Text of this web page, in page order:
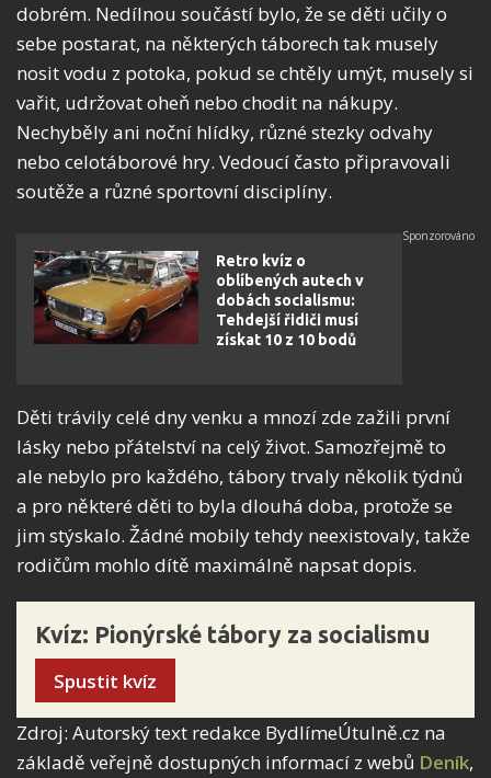
dobrém. Nedílnou součástí bylo, že se děti učily o
sebe postarat, na některých táborech tak musely
nosit vodu z potoka, pokud se chtěly umýt, musely si
vařit, udržovat oheň nebo chodit na nákupy.
Nechyběly ani noční hlídky, různé stezky odvahy
nebo celotáborové hry. Vedoucí často připravovali
soutěže a různé sportovní disciplíny.
Retro kvíz o
oblíbených autech v
dobách socialismu:
Tehdejší řidiči musí
získat 10 z 10 bodů
Děti trávily celé dny venku a mnozí zde zažili první
lásky nebo přátelství na celý život. Samozřejmě to
ale nebylo pro každého, tábory trvaly několik týdnů
a pro některé děti to byla dlouhá doba, protože se
jim stýskalo. Žádné mobily tehdy neexistovaly, takže
rodičům mohlo dítě maximálně napsat dopis.
Kvíz: Pionýrské tábory za socialismu
Spustit kvíz
Zdroj: Autorský text redakce BydlímeÚtulně.cz na
základě veřejně dostupných informací z webů Deník,